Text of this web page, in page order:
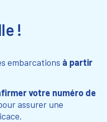
!
embarcations à partir
votre numéro de
assurer une